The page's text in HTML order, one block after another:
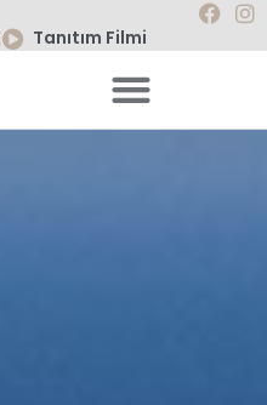
Tanıtım Filmi